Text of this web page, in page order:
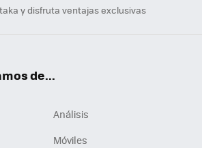
y disfruta ventajas exclusivas
de...
Análisis
Móviles